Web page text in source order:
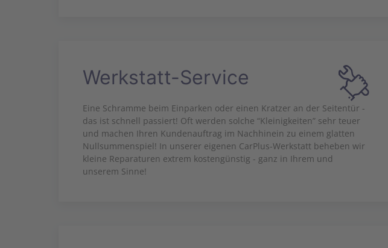
Werkstatt-Service
Eine Schramme beim Einparken oder einen Kratzer an der Seitentür -
das ist schnell passiert! Oft werden solche “Kleinigkeiten” sehr teuer
und machen Ihren Kundenauftrag im Nachhinein zu einem glatten
Nullsummenspiel! In unserer eigenen CarPlus-Werkstatt beheben wir
kleine Reparaturen extrem kostengünstig - ganz in Ihrem und
unserem Sinne!